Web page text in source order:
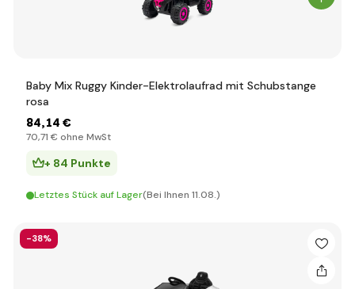
Baby Mix Ruggy Kinder-Elektrolaufrad mit Schubstange
rosa
84,14 €
70,71 € ohne MwSt
+ 84 Punkte
Letztes Stück auf Lager(Bei Ihnen 11.08.)
-38%